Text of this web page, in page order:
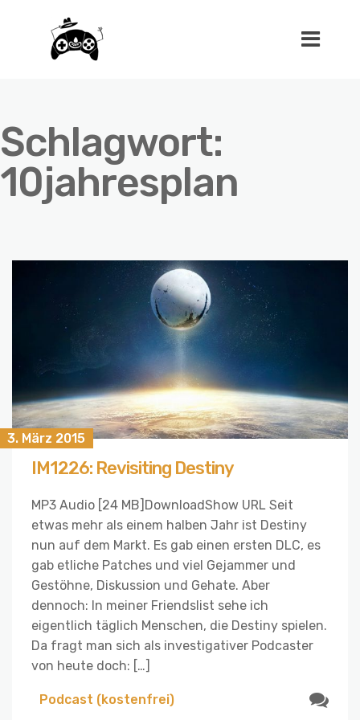
Schlagwort:
10jahresplan
3. März 2015
IM1226: Revisiting Destiny
MP3 Audio [24 MB]DownloadShow URL Seit
etwas mehr als einem halben Jahr ist Destiny
nun auf dem Markt. Es gab einen ersten DLC, es
gab etliche Patches und viel Gejammer und
Gestöhne, Diskussion und Gehate. Aber
dennoch: In meiner Friendslist sehe ich
eigentlich täglich Menschen, die Destiny spielen.
Da fragt man sich als investigativer Podcaster
von heute doch: […]
Podcast (kostenfrei)